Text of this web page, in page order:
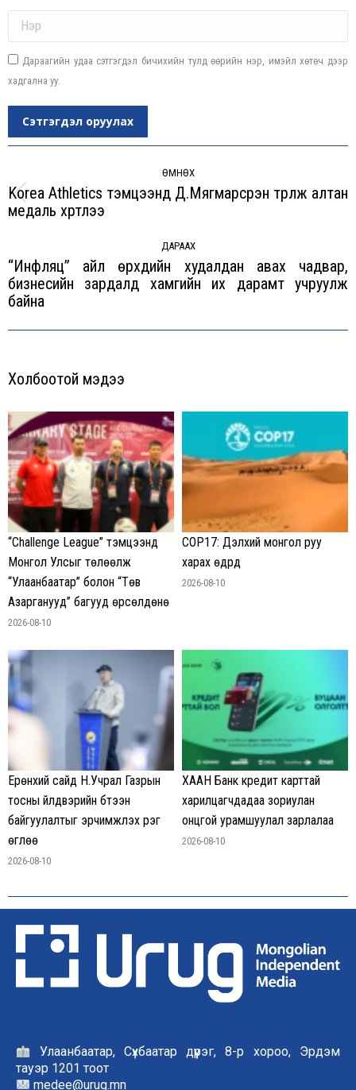
Дараагийн удаа сэтгэгдэл бичихийн тулд өөрийн нэр, имэйл хөтөч дээр
хадгална уу.
Сэтгэгдэл оруулах
navigation
ӨМНӨХ
Previous
Korea Athletics тэмцээнд Д.Мягмарсүрэн түрүүлж алтан
медаль хүртлээ
ДАРААХ
Next
“Инфляц” айл өрхүүдийн худалдан авах чадвар,
бизнесийн зардалд хамгийн их дарамт учруулж
байна
Холбоотой мэдээ
“Challenge League” тэмцээнд
Монгол Улсыг төлөөлж
“Улаанбаатар” болон “Төв
Азарганууд” багууд өрсөлдөнө
2026-08-10
COP17: Дэлхий монгол руу
харах өдрүүд
2026-08-10
Ерөнхий сайд Н.Учрал Газрын
тосны үйлдвэрийн бүтээн
байгуулалтыг эрчимжүүлэх үүрэг
өглөө
2026-08-10
ХААН Банк кредит карттай
харилцагчдадаа зориулан
онцгой урамшуулал зарлалаа
2026-08-10
Улаанбаатар, Сүхбаатар дүүрэг, 8-р хороо, Эрдэм
тауэр 1201 тоот
medee@urug.mn